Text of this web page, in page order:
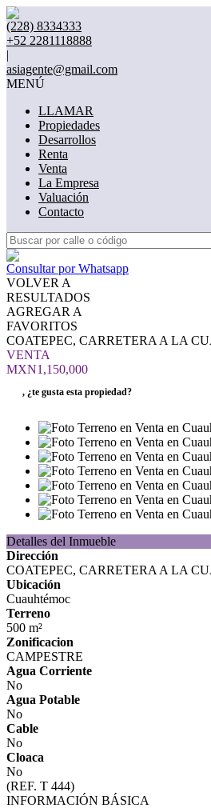
(228) 8334333
+52 2281118888
|
asiagente@gmail.com
MENÚ
LLAMAR
Propiedades
Desarrollos
Renta
Venta
La Empresa
Valuación
Contacto
Consultar por Whatsapp
VOLVER A
RESULTADOS
AGREGAR A
FAVORITOS
COATEPEC, CARRETERA A LA
VENTA
MXN1,150,000
, ¿te gusta esta propiedad?
Detalles del Inmueble
Dirección
COATEPEC, CARRETERA A LA
Ubicación
Cuauhtémoc
Terreno
500 m²
Zonificacion
CAMPESTRE
Agua Corriente
No
Agua Potable
No
Cable
No
Cloaca
No
(REF. T 444)
INFORMACIÓN BÁSICA